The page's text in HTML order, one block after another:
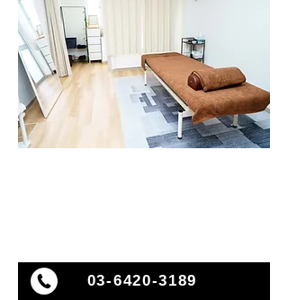
03-6420-3189